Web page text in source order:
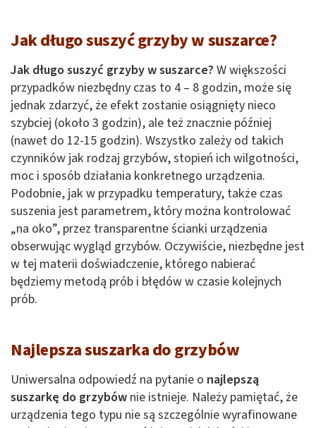
Jak długo suszyć grzyby w suszarce?
Jak długo suszyć grzyby w suszarce? W większości
przypadków niezbędny czas to 4 – 8 godzin, może się
jednak zdarzyć, że efekt zostanie osiągnięty nieco
szybciej (około 3 godzin), ale też znacznie później
(nawet do 12-15 godzin). Wszystko zależy od takich
czynników jak rodzaj grzybów, stopień ich wilgotności,
moc i sposób działania konkretnego urządzenia.
Podobnie, jak w przypadku temperatury, także czas
suszenia jest parametrem, który można kontrolować
„na oko”, przez transparentne ścianki urządzenia
obserwując wygląd grzybów. Oczywiście, niezbędne jest
w tej materii doświadczenie, którego nabierać
będziemy metodą prób i błędów w czasie kolejnych
prób.
Najlepsza suszarka do grzybów
Uniwersalna odpowiedź na pytanie o najlepszą
suszarkę do grzybów nie istnieje. Należy pamiętać, że
urządzenia tego typu nie są szczególnie wyrafinowane